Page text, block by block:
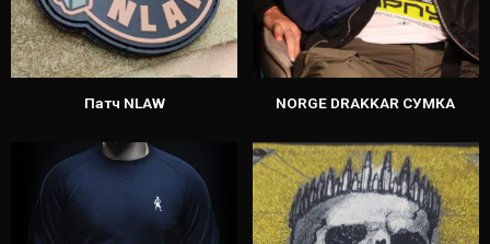
Патч NLAW NORGE DRAKKAR СУМКА